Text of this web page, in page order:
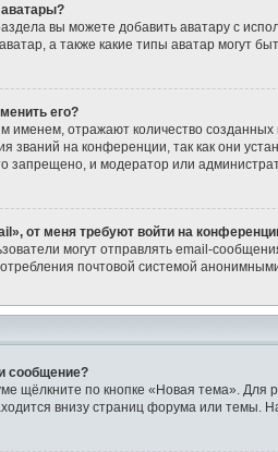
вы можете добавить аватару с
а также какие типы аватар могут
его?
именем, отражают количество
званий на конференции, так как они
запрещено, и модератор или
от меня требуют войти на
могут отправлять email-
почтовой системой
сообщение?
щёлкните по кнопке «Новая тема». Для
внизу страниц форума или